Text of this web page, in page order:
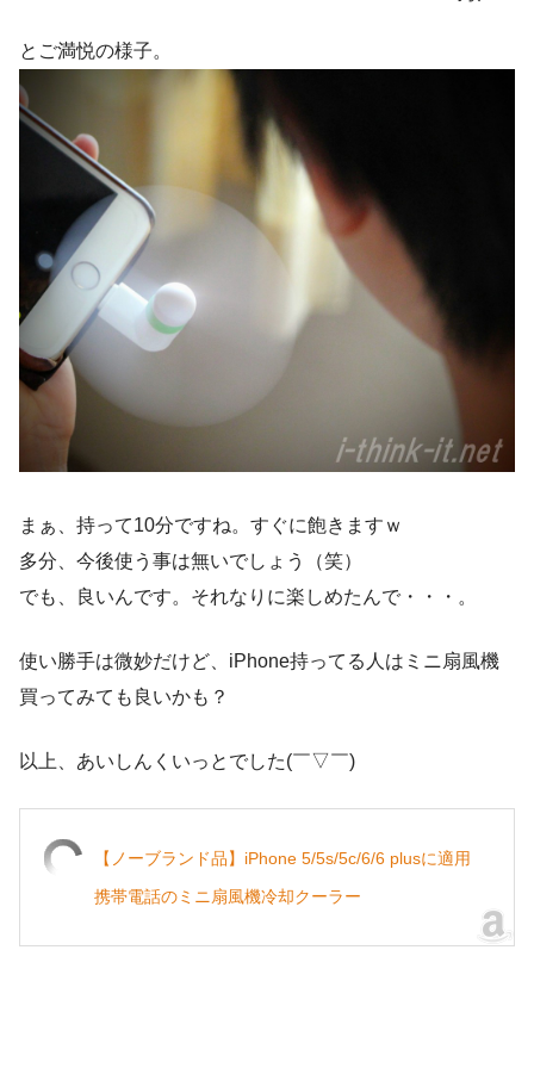
とご満悦の様子。
まぁ、持って10分ですね。すぐに飽きますｗ
多分、今後使う事は無いでしょう（笑）
でも、良いんです。それなりに楽しめたんで・・・。
使い勝手は微妙だけど、iPhone持ってる人はミニ扇風機
買ってみても良いかも？
以上、あいしんくいっとでした(￣▽￣)
【ノーブランド品】iPhone 5/5s/5c/6/6 plusに適用
携帯電話のミニ扇風機冷却クーラー